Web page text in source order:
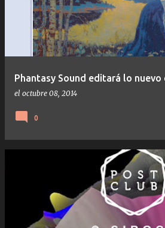
Phantasy Sound editará lo nuevo
el octubre 08, 2014
0